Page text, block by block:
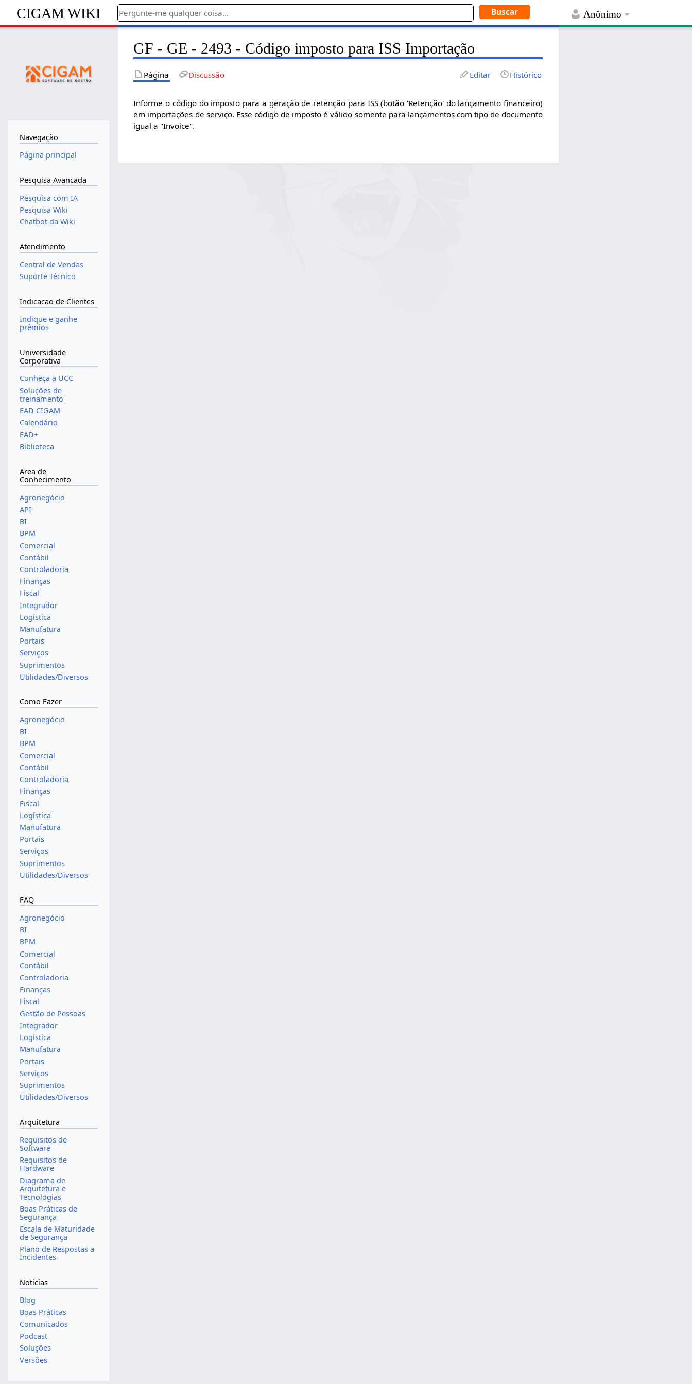
Anônimo
CIGAM WIKI
GF - GE - 2493 - Código imposto para ISS Importação
Página Discussão Editar Histórico
Informe o código do imposto para a geração de retenção para ISS (botão 'Retenção' do lançamento financeiro)
em importações de serviço. Esse código de imposto é válido somente para lançamentos com tipo de documento
igual a "Invoice".
Navegação
Página principal
Pesquisa Avancada
Pesquisa com IA
Pesquisa Wiki
Chatbot da Wiki
Atendimento
Central de Vendas
Suporte Técnico
Indicacao de Clientes
Indique e ganhe
prêmios
Universidade
Corporativa
Conheça a UCC
Soluções de
treinamento
EAD CIGAM
Calendário
EAD+
Biblioteca
Area de
Conhecimento
Agronegócio
API
BI
BPM
Comercial
Contábil
Controladoria
Finanças
Fiscal
Integrador
Logística
Manufatura
Portais
Serviços
Suprimentos
Utilidades/Diversos
Como Fazer
Agronegócio
BI
BPM
Comercial
Contábil
Controladoria
Finanças
Fiscal
Logística
Manufatura
Portais
Serviços
Suprimentos
Utilidades/Diversos
FAQ
Agronegócio
BI
BPM
Comercial
Contábil
Controladoria
Finanças
Fiscal
Gestão de Pessoas
Integrador
Logística
Manufatura
Portais
Serviços
Suprimentos
Utilidades/Diversos
Arquitetura
Requisitos de
Software
Requisitos de
Hardware
Diagrama de
Arquitetura e
Tecnologias
Boas Práticas de
Segurança
Escala de Maturidade
de Segurança
Plano de Respostas a
Incidentes
Noticias
Blog
Boas Práticas
Comunicados
Podcast
Soluções
Versões